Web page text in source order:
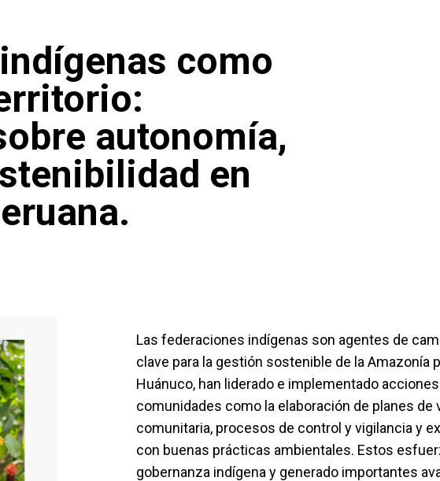
como
autonomía,
en
Las federaciones indígenas son agentes de
clave para la gestión sostenible de la Amazonía
Huánuco, han liderado e implementado
comunidades como la elaboración de planes de
comunitaria, procesos de control y vigilancia y
con buenas prácticas ambientales. Estos
gobernanza indígena y generado importantes